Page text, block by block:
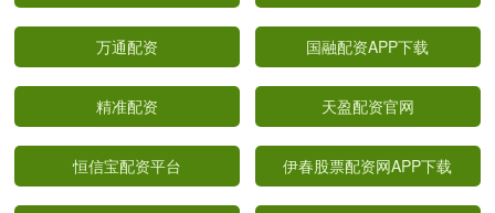
万通配资 国融配资APP下载
精准配资 天盈配资官网
恒信宝配资平台 伊春股票配资网APP下载